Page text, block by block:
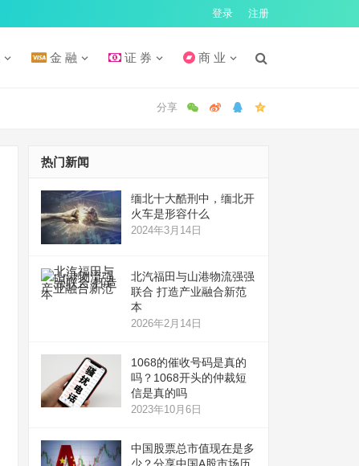
登录 注册
金 融 证 券 商 业
热门新闻
缅北十大酷刑中，缅北开
火车是形容什么
2024年3月14日
北汽福田与山港物流强强
联合 打造产业融合新范
本
2026年2月14日
1068的催收号码是真的
吗？1068开头的仲裁短
信是真的吗
2023年10月6日
中国股票总市值现在是多
少？分享中国A股市场历